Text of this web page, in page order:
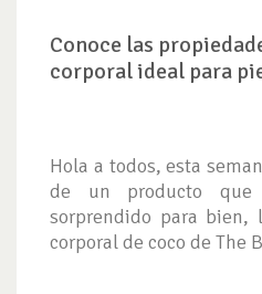
Conoce las
corporal ideal para
Hola a todos, esta
de un producto
sorprendido para bien,
corporal de coco de The